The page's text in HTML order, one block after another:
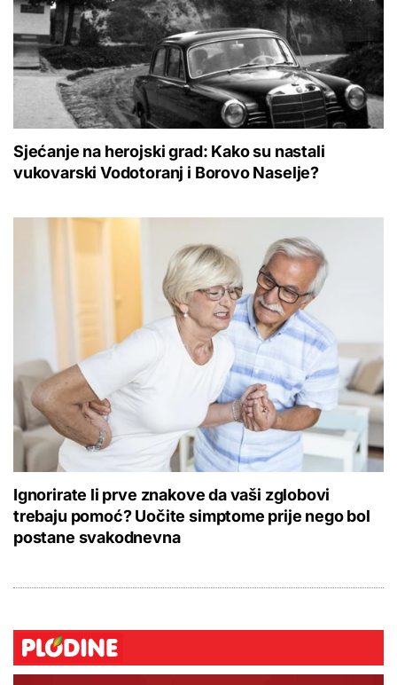
Sjećanje na herojski grad: Kako su nastali
vukovarski Vodotoranj i Borovo Naselje?
Ignorirate li prve znakove da vaši zglobovi
trebaju pomoć? Uočite simptome prije nego bol
postane svakodnevna